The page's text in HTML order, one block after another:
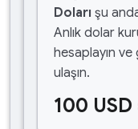
Doları şu
Anlık dolar
hesaplayın
ulaşın.
100 USD